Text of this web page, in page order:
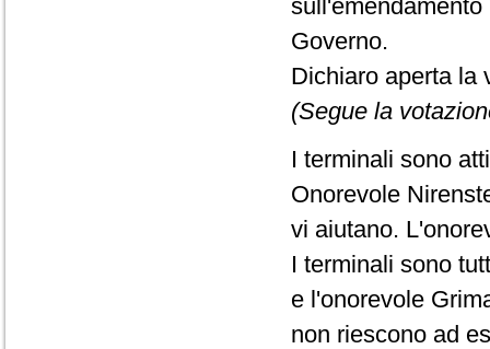
Governo.
Dichiaro aperta la
(Segue la
I terminali sono
Onorevole
vi aiutano.
I terminali sono
e l'onorevole
non riescono ad